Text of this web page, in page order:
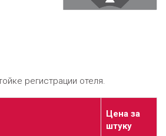
регистрации отеля.
Цена за
штуку